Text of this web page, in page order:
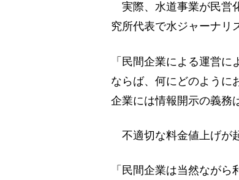
実際、水道事業が民営
究所代表で水ジャーナリ
「民間企業による運営
ならば、何にどのように
企業には情報開示の義務
不適切な料金値上げが
「民間企業は当然なが